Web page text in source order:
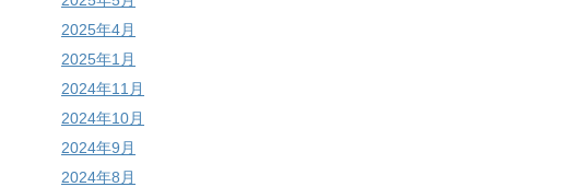
2025年4月
2025年1月
2024年11月
2024年10月
2024年9月
2024年8月